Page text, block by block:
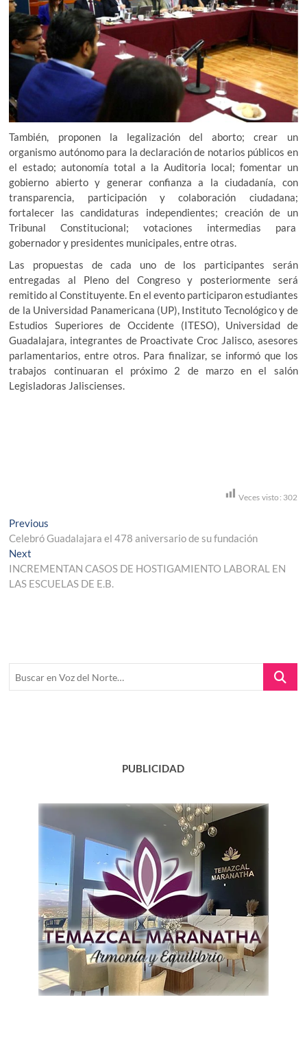
También, proponen la legalización del aborto; crear un
organismo autónomo para la declaración de notarios públicos en
el estado; autonomía total a la Auditoria local; fomentar un
gobierno abierto y generar confianza a la ciudadanía, con
transparencia, participación y colaboración ciudadana;
fortalecer las candidaturas independientes; creación de un
Tribunal Constitucional; votaciones intermedias para
gobernador y presidentes municipales, entre otras.
Las propuestas de cada uno de los participantes serán
entregadas al Pleno del Congreso y posteriormente será
remitido al Constituyente. En el evento participaron estudiantes
de la Universidad Panamericana (UP), Instituto Tecnológico y de
Estudios Superiores de Occidente (ITESO), Universidad de
Guadalajara, integrantes de Proactivate Croc Jalisco, asesores
parlamentarios, entre otros. Para finalizar, se informó que los
trabajos continuaran el próximo 2 de marzo en el salón
Legisladoras Jaliscienses.
Veces visto: 302
Navegación
de
entradas
Previous
post:
Celebró Guadalajara el 478 aniversario de su fundación
Next
post:
INCREMENTAN CASOS DE HOSTIGAMIENTO LABORAL EN
LAS ESCUELAS DE E.B.
Buscar
PUBLICIDAD